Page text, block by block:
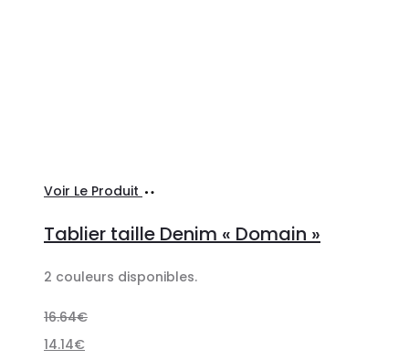
Voir Le Produit
options
a
plusieurs
Tablier taille Denim « Domain »
2 couleurs disponibles.
16.64€
14.14€